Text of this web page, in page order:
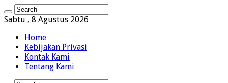
Sabtu , 8 Agustus 2026
Home
Kebijakan Privasi
Kontak Kami
Tentang Kami